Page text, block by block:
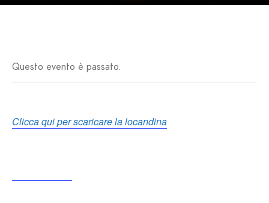
Questo evento è passato.
Clicca qui perscaricare la locandina